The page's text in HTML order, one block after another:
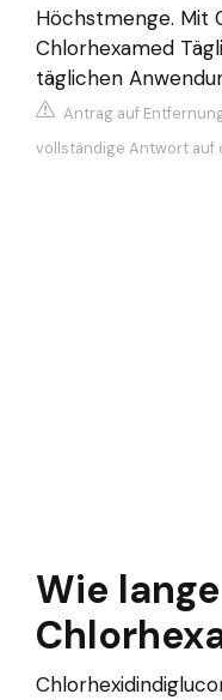
Höchstmenge. Mit
Chlorhexamed
täglichen
Antrag auf
vollständige Antwort auf
Wie